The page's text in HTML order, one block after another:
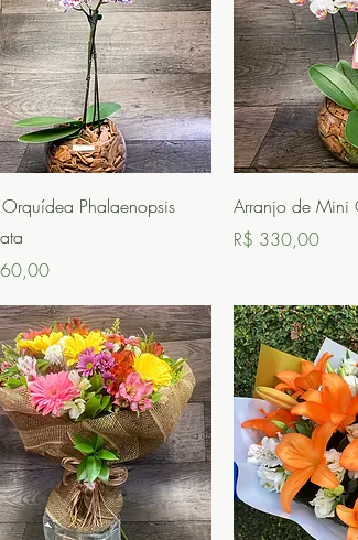
Visualização rápida
Phalaenopsis
Arranjo de Mini
Preço
R$ 330,00